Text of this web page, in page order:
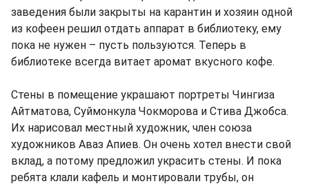
заведения были закрыты на карантин и хозяин одной
из кофеен решил отдать аппарат в библиотеку, ему
пока не нужен – пусть пользуются. Теперь в
библиотеке всегда витает аромат вкусного кофе.
Стены в помещение украшают портреты Чингиза
Айтматова, Суймонкула Чокморова и Стива Джобса.
Их нарисовал местный художник, член союза
художников Аваз Апиев. Он очень хотел внести свой
вклад, а потому предложил украсить стены. И пока
ребята клали кафель и монтировали трубы, он